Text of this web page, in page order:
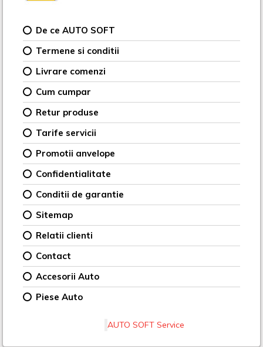
De ce AUTO SOFT
Termene si conditii
Livrare comenzi
Cum cumpar
Retur produse
Tarife servicii
Promotii anvelope
Confidentialitate
Conditii de garantie
Sitemap
Relatii clienti
Contact
Accesorii Auto
Piese Auto
AUTO SOFT Service